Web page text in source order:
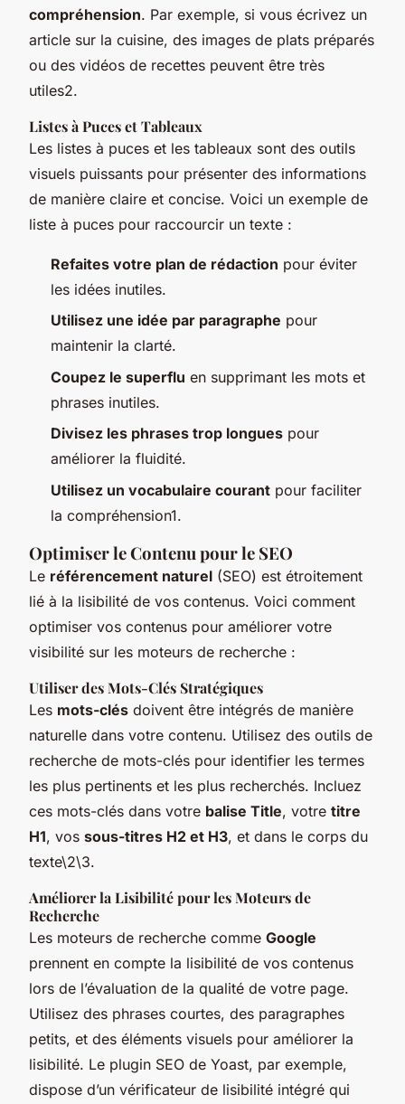
compréhension. Par exemple, si vous écrivez un
article sur la cuisine, des images de plats préparés
ou des vidéos de recettes peuvent être très
utiles2.
Listes à Puces et Tableaux
Les listes à puces et les tableaux sont des outils
visuels puissants pour présenter des informations
de manière claire et concise. Voici un exemple de
liste à puces pour raccourcir un texte :
Refaites votre plan de rédaction pour éviter
les idées inutiles.
Utilisez une idée par paragraphe pour
maintenir la clarté.
Coupez le superflu en supprimant les mots et
phrases inutiles.
Divisez les phrases trop longues pour
améliorer la fluidité.
Utilisez un vocabulaire courant pour faciliter
la compréhension1.
Optimiser le Contenu pour le SEO
Le référencement naturel (SEO) est étroitement
lié à la lisibilité de vos contenus. Voici comment
optimiser vos contenus pour améliorer votre
visibilité sur les moteurs de recherche :
Utiliser des Mots-Clés Stratégiques
Les mots-clés doivent être intégrés de manière
naturelle dans votre contenu. Utilisez des outils de
recherche de mots-clés pour identifier les termes
les plus pertinents et les plus recherchés. Incluez
ces mots-clés dans votre balise Title, votre titre
H1, vos sous-titres H2 et H3, et dans le corps du
texte\2\3.
Améliorer la Lisibilité pour les Moteurs de
Recherche
Les moteurs de recherche comme Google
prennent en compte la lisibilité de vos contenus
lors de l’évaluation de la qualité de votre page.
Utilisez des phrases courtes, des paragraphes
petits, et des éléments visuels pour améliorer la
lisibilité. Le plugin SEO de Yoast, par exemple,
dispose d’un vérificateur de lisibilité intégré qui